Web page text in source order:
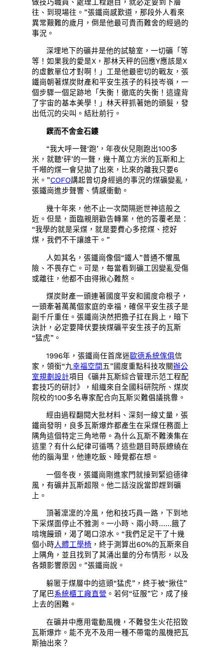
做技巧職員、處理工程題目，就必定要到下層
往、到現場往。”張鐵崗感歎道，那段外人看來
異常艱難的歲月，倒是他最可貴而難舍的經過的
事況。
深埋地下的礦井是他的試驗室，一切礦「等
等！如果我的愛是X，那林天秤的回應Y應該是X
的虛數單位才對啊！」工是他最密切的戰友，張
鐵崗朝著煤炭財產和平安生孩子的科技岑嶺，一
個步驟一個足跡地「失衡！徹底的失衡！這違背
了宇宙的基本美學！」林天秤抓著她的頭髮，發
出低沉的尖叫。結壯前行。
鍥而不舍金石鏤
“我大呼一聲‘跑’，年夜伙兒剛跑出100多
米，就聽‘砰’的一聲，幾十萬立方米的瓦斯和上
千噸的煤一會兒拋了出來，比來的離我只要6
米。”COFO講起曾切身經過的事況的煤礦變亂，
張鐵崗進步聲響、情感衝動。
幾十年來，他不止一次間隔逝世神這般之
近。但是，面臨親朋勸告轉業，他的答覆老是：
“我學的就是采煤，就是要費心多挖煤、挖好
煤，我們不干讓誰干。”
人如其名，張鐵崗像個“鐵人”普通不懼風
險、不畏存亡。可是，每當看到礦工因變亂受傷
或離往，他都不由得揪心難熬。
煤炭財產一頭連著國度平安和國度命根子，
一頭牽著萬萬個家庭的幸福，確保平安生孩子是
副千斤重任。張鐵崗決然把擔子扛在肩上，暗下
決計，必定要降伏要挾煤礦平安生孩子的瓦斯
“猛虎”。
1996年，張鐵崗任首席迷歐德系統傢俱信
家，領銜“九幸福空間五”國度重點科技攻關辦公
室規劃設計項目《礦井瓦斯綜合管理示范工程配
套技巧的研討》，組織來自全國科研院所、煤炭
院校的100多名專家配合向瓦斯災難倡議挑釁。
經由過程翻閱大批材料、深刻一線丈量，張
鐵崗發明，良多瓦斯爆炸都產生在采煤任務面上
隅角這個特定三角地帶。為什么瓦斯不難湊集在
這里？有什么紀律可循嗎？這些題目時辰繚繞在
他的腦海里，他連吃飯、睡覺都在想。
一個冬夜，張鐵崗剛進家門就接到緊迫德律
風，有礦井瓦斯超限。他二話沒說當即趕到礦
上。
頂著凜凜的冷風，他和技巧員一路，下到地
下采煤面停止不雅測。一小時、兩小時……餓了
啃塊饅頭，渴了喝口涼水。“我們足足干了十幾
個小時人體工學椅 ，終于測算出60%的瓦斯來自
上隅角，並且找到了其涌出量的分布情形，以及
各類影響原因。”張鐵崗說。
躲匿于煤層中的這頭“猛虎”，終于被“揪住”
了尾巴系統櫃工廠直營 。若何“征服”它，成了接
上去的困難。
在礦井中應用電動風機，不難發生火花招致
瓦斯爆炸。能不克不及用一種不帶電的風機把瓦
斯抽出來？